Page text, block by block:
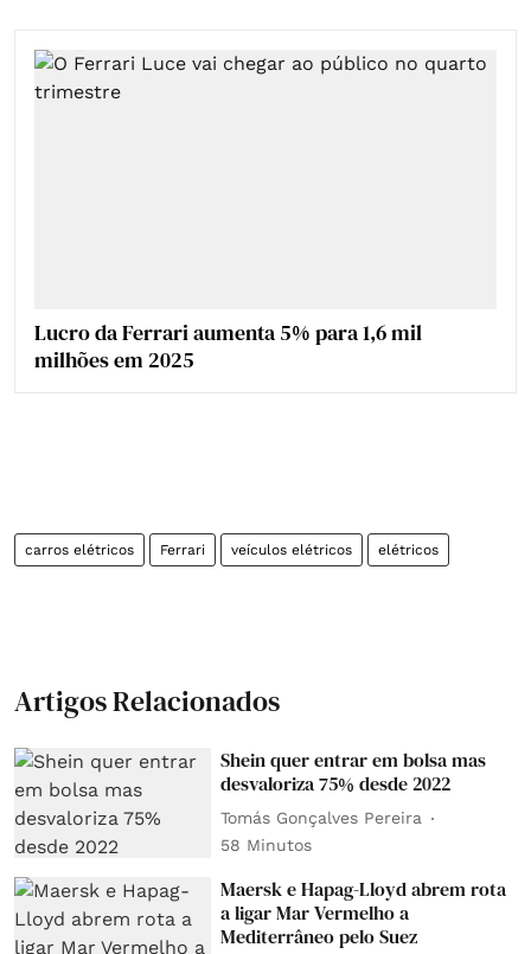
Lucro da Ferrari aumenta 5% para 1,6 mil
milhões em 2025
carros elétricos Ferrari veículos elétricos elétricos
Artigos Relacionados
Shein quer entrar em bolsa mas
desvaloriza 75% desde 2022
Tomás Gonçalves Pereira
58 Minutos
Maersk e Hapag-Lloyd abrem rota
a ligar Mar Vermelho a
Mediterrâneo pelo Suez